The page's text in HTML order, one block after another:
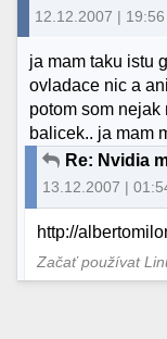
12.12.2007 | 19:56
ja mam taku istu
ovladace nic a
potom som
balicek.. ja mam
Re: Nvidia
13.12.2007 |
http://
Začať používat